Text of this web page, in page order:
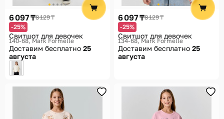
6 097 ₸8 129 ₸
-25%
Свитшот для девочек
140-68 Mark Formelle
Доставим бесплатно 25
августа
6 097 ₸8 129 ₸
-25%
Свитшот для девочек
134-68 Mark Formelle
Доставим бесплатно 25
августа